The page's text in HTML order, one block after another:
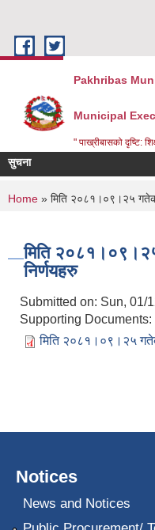
Pakhribas
Municipal
" पाख्रीबासको दृष्टि:
सुचना
You are here
Home » मिति २०८१।०९।२५
मिति
निर्णयहरु
Submitted on: Sun, 01/
Supporting Documents:
मिति २०८१।०९।२५
Notices
News and Notices